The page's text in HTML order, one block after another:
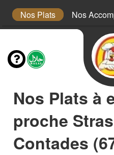
Nos Plats Nos
Nos Plats à
proche
Contades